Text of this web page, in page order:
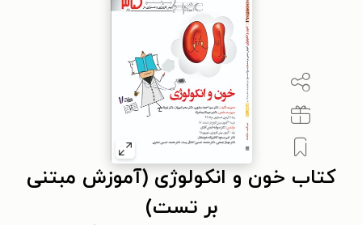
کتاب خون و انکولوژی (آموزش مبتنی
بر تست)